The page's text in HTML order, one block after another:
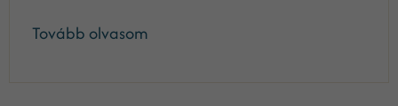
Tovább olvasom